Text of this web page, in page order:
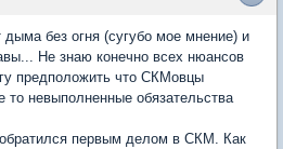
без огня (сугубо мое мнение) и
Не знаю конечно всех нюансов
предположить что СКМовцы
то невыполненные обязательства
первым делом в СКМ. Как